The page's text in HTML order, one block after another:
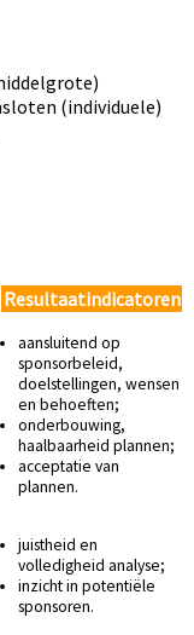
(individuele)
Resultaatindicatoren
aansluitend op
sponsorbeleid,
doelstellingen, wensen
en behoeften;
onderbouwing,
haalbaarheid plannen;
acceptatie van
plannen.
juistheid en
volledigheid analyse;
inzicht in potentiële
sponsoren.